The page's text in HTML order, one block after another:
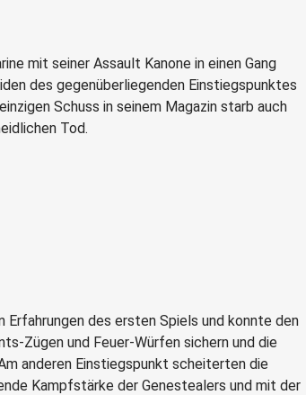
mit seiner Assault Kanone in einen Gang
des gegenüberliegenden Einstiegspunktes
Schuss in seinem Magazin starb auch
Tod.
Erfahrungen des ersten Spiels und konnte den
Zügen und Feuer-Würfen sichern und die
anderen Einstiegspunkt scheiterten die
Kampfstärke der Genestealers und mit der